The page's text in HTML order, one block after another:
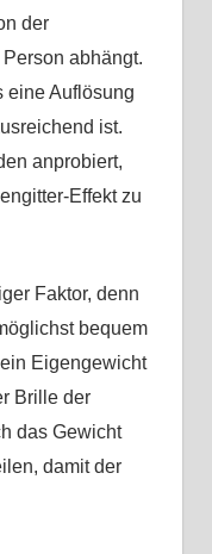
der
abhängt.
eine Auflösung
ist.
anprobiert,
Effekt zu
Faktor, denn
bequem
Eigengewicht
Brille der
das Gewicht
damit der